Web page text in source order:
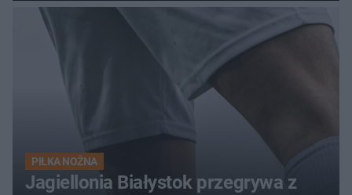
PIŁKA NOŻNA
Jagiellonia Białystok przegrywa z